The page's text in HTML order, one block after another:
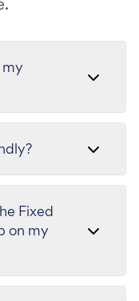
my
Fixed
on my